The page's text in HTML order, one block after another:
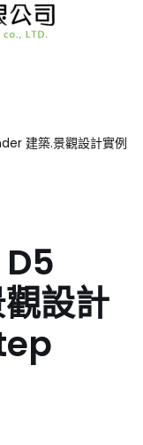
建築.景觀設計實例
設計